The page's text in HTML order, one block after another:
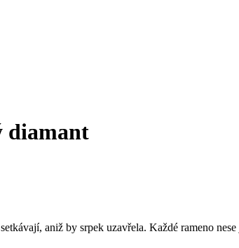
diamant
aniž by srpek uzavřela. Každé rameno